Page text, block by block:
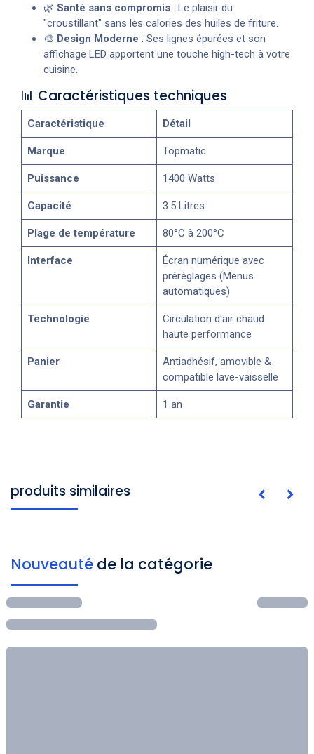
🌿 Santé sans compromis : Le plaisir du
"croustillant" sans les calories des huiles de friture.
🎨 Design Moderne : Ses lignes épurées et son
affichage LED apportent une touche high-tech à votre
cuisine.
📊 Caractéristiques techniques
Caractéristique Détail
Marque Topmatic
Puissance 1400 Watts
Capacité 3.5 Litres
Plage de température 80°C à 200°C
Interface
Écran numérique avec
préréglages (Menus
automatiques)
Technologie
Circulation d'air chaud
haute performance
Panier
Antiadhésif, amovible &
compatible lave-vaisselle
Garantie 1 an
produits similaires
Nouveauté de la catégorie